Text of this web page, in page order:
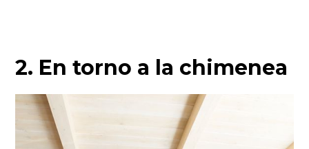
2. En torno a la chimenea